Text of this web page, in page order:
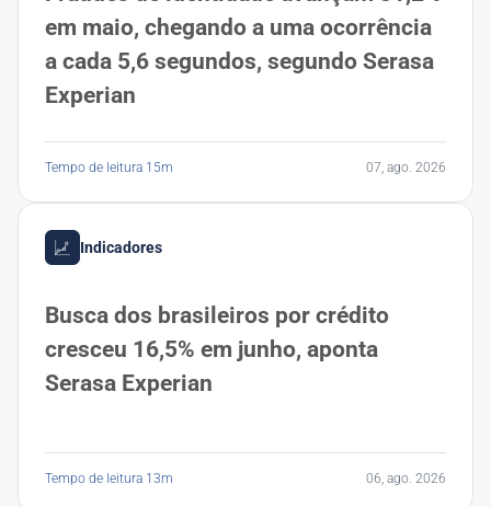
em maio, chegando a uma ocorrência
a cada 5,6 segundos, segundo Serasa
Experian
Tempo de leitura 15m 07, ago. 2026
Indicadores
Busca dos brasileiros por crédito
cresceu 16,5% em junho, aponta
Serasa Experian
Tempo de leitura 13m 06, ago. 2026